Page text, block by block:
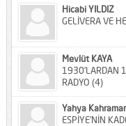
Hicabi YILDIZ
GELİVERA VE
Mevlüt KAYA
1930’LARDAN
RADYO (4)
Yahya
ESPİYE’NİN